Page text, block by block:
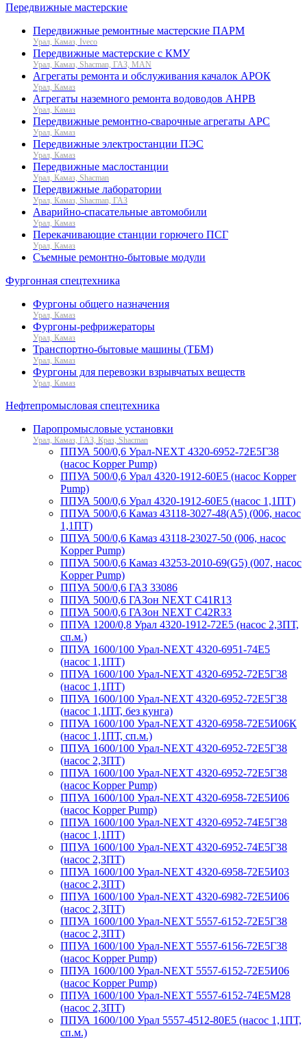
Передвижные мастерские
Передвижные ремонтные мастерские ПАРМ
Урал, Камаз, Iveco
Передвижные мастерские с КМУ
Урал, Камаз, Shacman, ГАЗ, MAN
Агрегаты ремонта и обслуживания качалок АРОК
Урал, Камаз
Агрегаты наземного ремонта водоводов АНРВ
Урал, Камаз
Передвижные ремонтно-сварочные агрегаты АРС
Урал, Камаз
Передвижные электростанции ПЭС
Урал, Камаз
Передвижные маслостанции
Урал, Камаз, Shacman
Передвижные лаборатории
Урал, Камаз, Shacman, ГАЗ
Аварийно-спасательные автомобили
Урал, Камаз
Перекачивающие станции горючего ПСГ
Урал, Камаз
Съемные ремонтно-бытовые модули
Фургонная спецтехника
Фургоны общего назначения
Урал, Камаз
Фургоны-рефрижераторы
Урал, Камаз
Транспортно-бытовые машины (ТБМ)
Урал, Камаз
Фургоны для перевозки взрывчатых веществ
Урал, Камаз
Нефтепромысловая спецтехника
Паропромысловые установки
Урал, Камаз, ГАЗ, Краз, Shacman
ППУА 500/0,6 Урал-NEXT 4320-6952-72Е5Г38
(насос Kopper Pump)
ППУА 500/0,6 Урал 4320-1912-60Е5 (насос Kopper
Pump)
ППУА 500/0,6 Урал 4320-1912-60Е5 (насос 1,1ПТ)
ППУА 500/0,6 Камаз 43118-3027-48(A5) (006, насос
1,1ПТ)
ППУА 500/0,6 Камаз 43118-23027-50 (006, насос
Kopper Pump)
ППУА 500/0,6 Камаз 43253-2010-69(G5) (007, насос
Kopper Pump)
ППУА 500/0,6 ГАЗ 33086
ППУА 500/0,6 ГАЗон NEXT С41R13
ППУА 500/0,6 ГАЗон NEXT C42R33
ППУА 1200/0,8 Урал 4320-1912-72Е5 (насос 2,3ПТ,
сп.м.)
ППУА 1600/100 Урал-NEXT 4320-6951-74Е5
(насос 1,1ПТ)
ППУА 1600/100 Урал-NEXT 4320-6952-72Е5Г38
(насос 1,1ПТ)
ППУА 1600/100 Урал-NEXT 4320-6952-72Е5Г38
(насос 1,1ПТ, без кунга)
ППУА 1600/100 Урал-NEXT 4320-6958-72Е5И06К
(насос 1,1ПТ, сп.м.)
ППУА 1600/100 Урал-NEXT 4320-6952-72Е5Г38
(насос 2,3ПТ)
ППУА 1600/100 Урал-NEXT 4320-6952-72Е5Г38
(насос Kopper Pump)
ППУА 1600/100 Урал-NEXT 4320-6958-72Е5И06
(насос Kopper Pump)
ППУА 1600/100 Урал-NEXT 4320-6952-74Е5Г38
(насос 1,1ПТ)
ППУА 1600/100 Урал-NEXT 4320-6952-74Е5Г38
(насос 2,3ПТ)
ППУА 1600/100 Урал-NEXT 4320-6958-72Е5И03
(насос 2,3ПТ)
ППУА 1600/100 Урал-NEXT 4320-6982-72Е5И06
(насос 2,3ПТ)
ППУА 1600/100 Урал-NEXT 5557-6152-72Е5Г38
(насос 2,3ПТ)
ППУА 1600/100 Урал-NEXT 5557-6156-72Е5Г38
(насос Kopper Pump)
ППУА 1600/100 Урал-NEXT 5557-6152-72Е5И06
(насос Kopper Pump)
ППУА 1600/100 Урал-NEXT 5557-6152-74Е5М28
(насос 2,3ПТ)
ППУА 1600/100 Урал 5557-4512-80Е5 (насос 1,1ПТ,
сп.м.)